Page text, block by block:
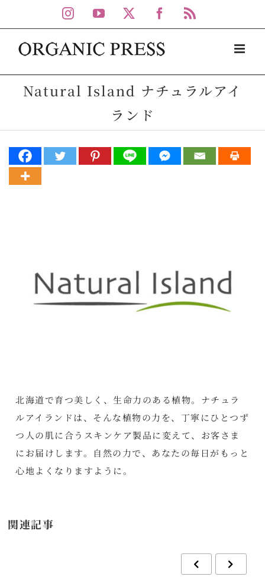
to
content
Instagram
YouTube Facebook
Natural Island ナチュラルアイ
ランド
北海道で育つ美しく、生命力のある植物。ナチュラ
ルアイランドは、そんな植物の力を、丁寧にひとつず
つ人の肌に合うスキンケア製品に変えて、お客さま
にお届けします。自然の力で、あなたの毎日がもっと
心地よくなりますように。
関連記事